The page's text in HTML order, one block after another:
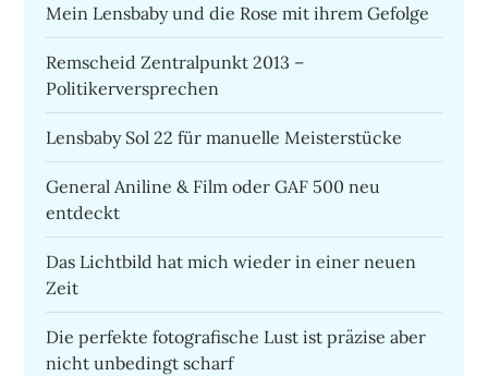
Mein Lensbaby und die Rose mit ihrem Gefolge
Remscheid Zentralpunkt 2013 –
Politikerversprechen
Lensbaby Sol 22 für manuelle Meisterstücke
General Aniline & Film oder GAF 500 neu
entdeckt
Das Lichtbild hat mich wieder in einer neuen
Zeit
Die perfekte fotografische Lust ist präzise aber
nicht unbedingt scharf